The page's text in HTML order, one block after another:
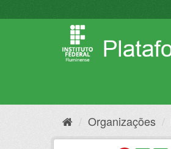
para
Organizações